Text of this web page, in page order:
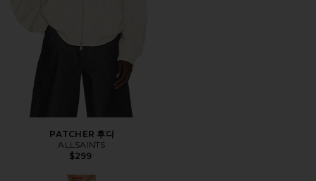
PATCHER 후디
ALLSAINTS
$299